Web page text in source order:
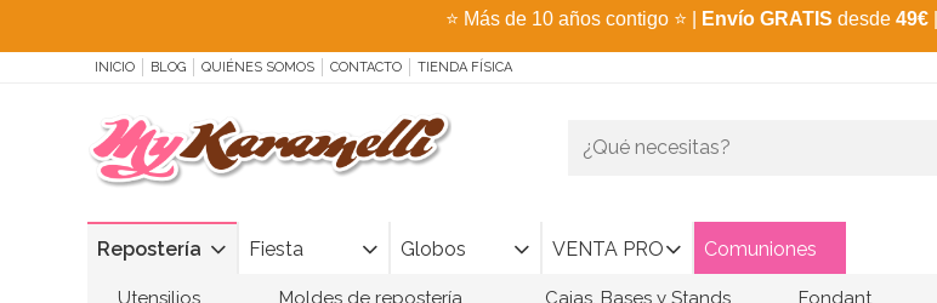
⭐ Más de 10 años contigo ⭐ Envío GRATIS desde 49€
INICIO BLOG QUIÉNES SOMOS CONTACTO TIENDA FÍSICA
Repostería Fiesta Globos VENTA PRO Comuniones
Utensilios Moldes de repostería Cajas, Bases y Stands Fondant